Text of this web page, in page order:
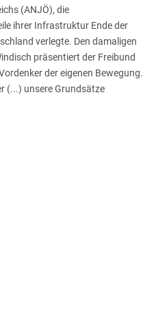
(ANJÖ), die
ihrer Infrastruktur Ende der
verlegte. Den damaligen
präsentiert der Freibund
der eigenen Bewegung.
(...) unsere Grundsätze